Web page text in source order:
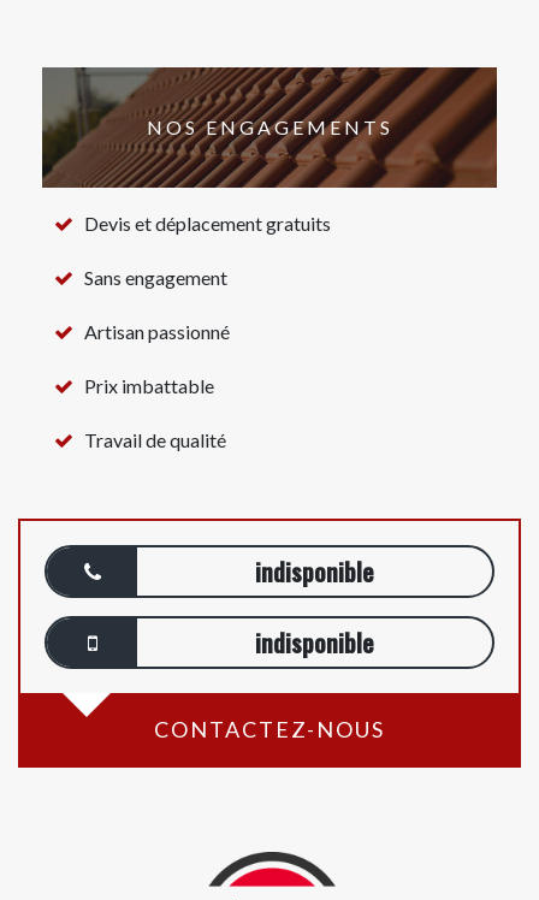
NOS ENGAGEMENTS
Devis et déplacement gratuits
Sans engagement
Artisan passionné
Prix imbattable
Travail de qualité
indisponible
indisponible
CONTACTEZ-NOUS